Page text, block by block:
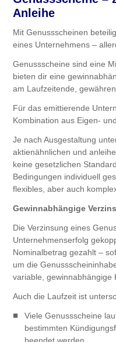
Anleihe
Mit Genussscheinen
eines Unternehmens –
Genussscheine sind eine
bieten dir eine
am Laufzeitende,
Für das emittierende
Kombination aus Eigen-
Je nach Ausgestaltung
aktienähnlichen und
keine gesetzlichen
Bedingungen individuell
flexibles, aber auch
Gewinnabhängige
Die Verzinsung eines
Unternehmenserfolg
Nominalbetrag gezahlt –
um die
variable, gewinnabhängige
Auch die Laufzeit ist
Viele Genussscheine
bestimmten
beendet werden.